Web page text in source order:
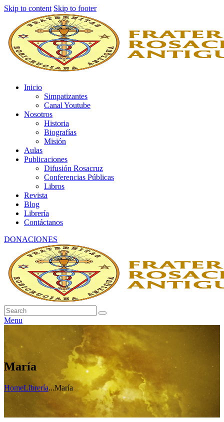
Skip to content Skip to footer
Inicio
Simpatizantes
Canal Youtube
Nosotros
Historia
Biografías
Misión
Aulas
Publicaciones
Difusión Rosacruz
Conferencias Públicas
Libros
Revista
Blog
Librería
Contáctanos
DONACIONES
Menu
María
HomeLibrería...María